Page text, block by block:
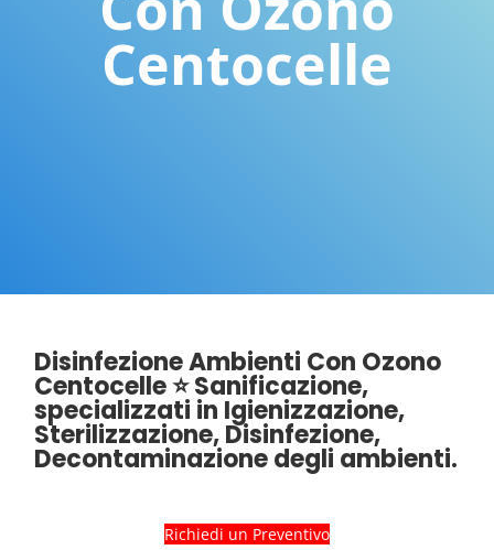
Centocelle
Disinfezione Ambienti Con Ozono
Centocelle ⭐ Sanificazione,
specializzati in Igienizzazione,
Sterilizzazione, Disinfezione,
Decontaminazione degli ambienti.
Richiedi un Preventivo